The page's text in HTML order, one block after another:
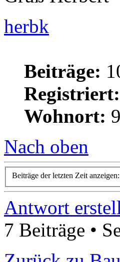
herbk
Beiträge:
Registriert:
Wohnort:
Nach oben
Beiträge der letzten Zeit anzeigen:
Antwort
7 Beiträge •